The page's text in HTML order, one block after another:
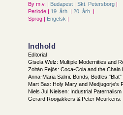
By m.v. | Budapest | Skt. Petersborg |
Periode | 19. årh. | 20. årh. |
Sprog | Engelsk |
Indhold
Editorial
Gisela Welz: Multiple Modernities and
Zoltán Fejós: Coca-Cola and the Chain
Anna-Maria Salmi: Bonds, Bottles,"Blat"
Mart Bax: Holy Mary and Medjugorje's
Niels Jul Nielsen: Industrial
Gerard Rooijakkers & Peter Meurkens: